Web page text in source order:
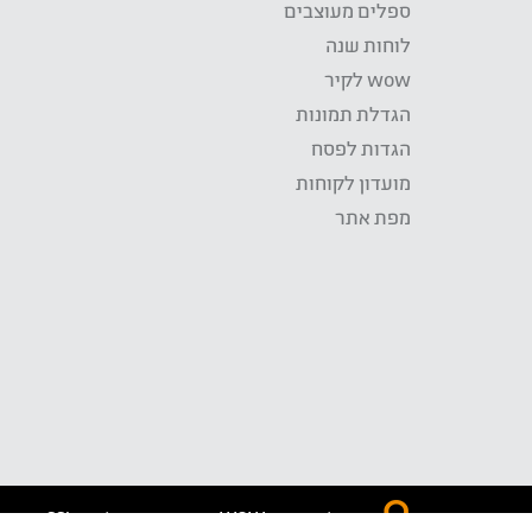
ספלים מעוצבים
לוחות שנה
wow לקיר
הגדלת תמונות
הגדות לפסח
מועדון לקוחות
מפת אתר
התשלום באתר WOW מאובטח בטכנולוגית SSL